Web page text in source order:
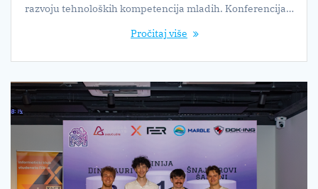
razvoju tehnoloških kompetencija mladih. Konferencija…
Pročitaj više